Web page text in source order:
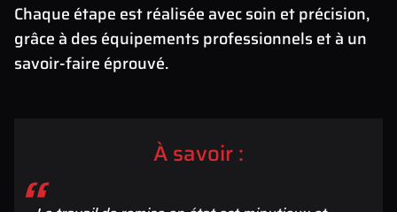
Chaque étape est réalisée avec soin et précision,
grâce à des équipements professionnels et à un
savoir-faire éprouvé.
À savoir :